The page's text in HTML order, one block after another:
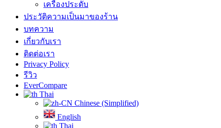
เครื่องประดับ
ประวัติความเป็นมาของร้าน
บทความ
เกี่ยวกับเรา
ติดต่อเรา
Privacy Policy
รีวิว
EverCompare
Thai
Chinese (Simplified)
English
Thai